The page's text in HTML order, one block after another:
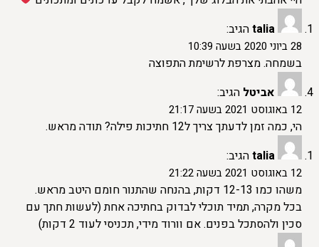
taliaהגיב:
28 ביוני 2020 בשעה 10:39
בשמחה. מצרפת לרשימת התפוצה
אביטל הגיב:
12 באוגוסט 2021 בשעה 21:17
הי, כמה זמן לדעתך צריך ל12 חתיכות פילה? תודה מראש.
taliaהגיב:
12 באוגוסט 2021 בשעה 21:22
משהו כמו 12-13 דקות, בהנחה שהתנור חומם היטב מראש.
בכל מקרה, תמיד תוכלי לבדוק בחתיכה אחת (לעשות חתך עם
סכין ולהסתכל בפנים. אם וורוד מידי, תכניסי לעוד 2 דקות)